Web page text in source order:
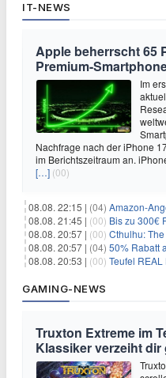
IT-NEWS
Apple beherrscht 65
Premium-
Im
Nachfrage nach der iPhone
im Berichtszeitraum an.
[…] (00)
08.08. 22:15 | (04) Amazon-
08.08. 21:45 | (00) Bis zu 300€ Prämie für
08.08. 20:57 | (00) Cthulhu: The
08.08. 20:57 | (04) 50% Rabatt auf
08.08. 20:53 | (00) Teufel REAL
GAMING-NEWS
Truxton Extreme im
Klassiker verzeiht